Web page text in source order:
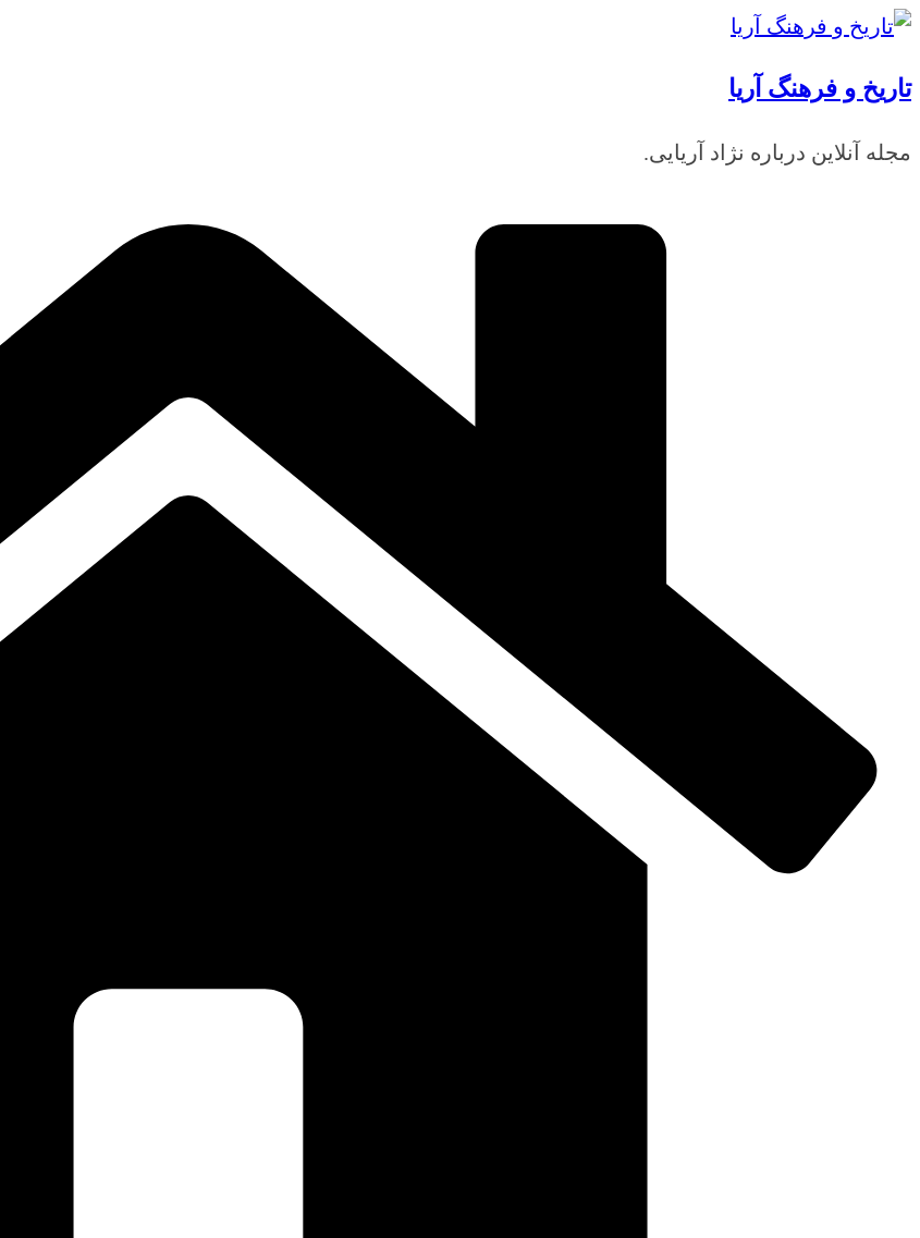
رفتن
محتوا
تاریخ و فرهنگ آریا
مجله آنلاین درباره نژاد آریایی.